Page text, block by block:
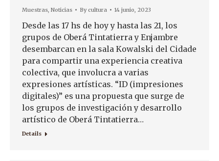
Muestras, Noticias Bycultura 14 junio, 2023
Desde las 17 hs de hoy y hasta las 21, los
grupos de Oberá Tintatierra y Enjambre
desembarcan en la sala Kowalski del Cidade
para compartir una experiencia creativa
colectiva, que involucra a varias
expresiones artísticas. “ID (impresiones
digitales)” es una propuesta que surge de
los grupos de investigación y desarrollo
artístico de Oberá Tintatierra…
Details